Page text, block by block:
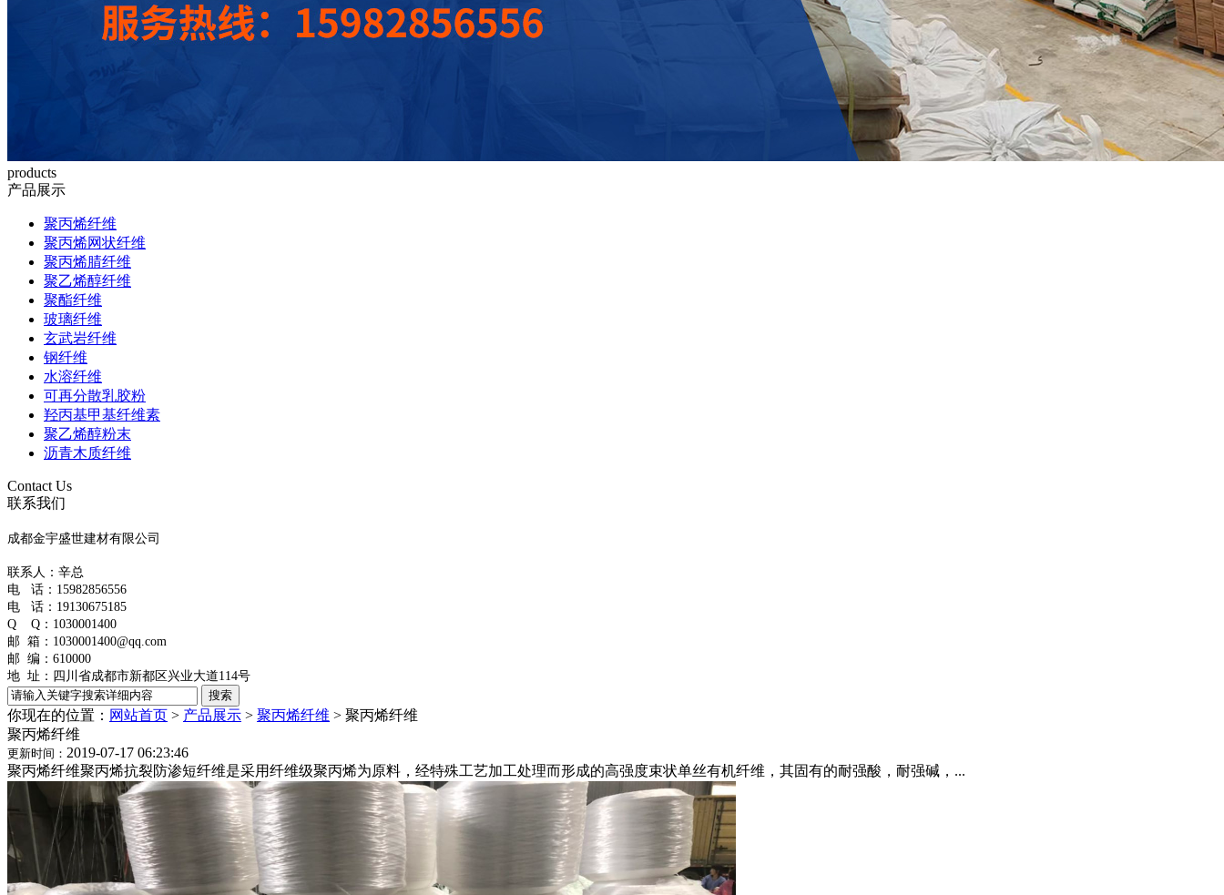
products
产品展示
聚丙烯纤维
聚丙烯网状纤维
聚丙烯腈纤维
聚乙烯醇纤维
聚酯纤维
玻璃纤维
玄武岩纤维
钢纤维
水溶纤维
可再分散乳胶粉
羟丙基甲基纤维素
聚乙烯醇粉末
沥青木质纤维
Contact Us
联系我们
成都金宇盛世建材有限公司
联系人：辛总
电 话： 15982856556
电 话：19130675185
Q Q：1030001400
邮 箱：1030001400@qq.com
邮 编：610000
地 址： 四川省成都市新都区兴业大道114号
你现在的位置： 网站首页 > 产品展示 > 聚丙烯纤维 > 聚丙烯纤维
聚丙烯纤维
更新时间： 2019-07-17 06:23:46
聚丙烯纤维聚丙烯抗裂防渗短纤维是采用纤维级聚丙烯为原料，经特殊工艺加工处理而形成的高强度束状单丝有机纤维，其固有的耐强酸，耐强碱，...